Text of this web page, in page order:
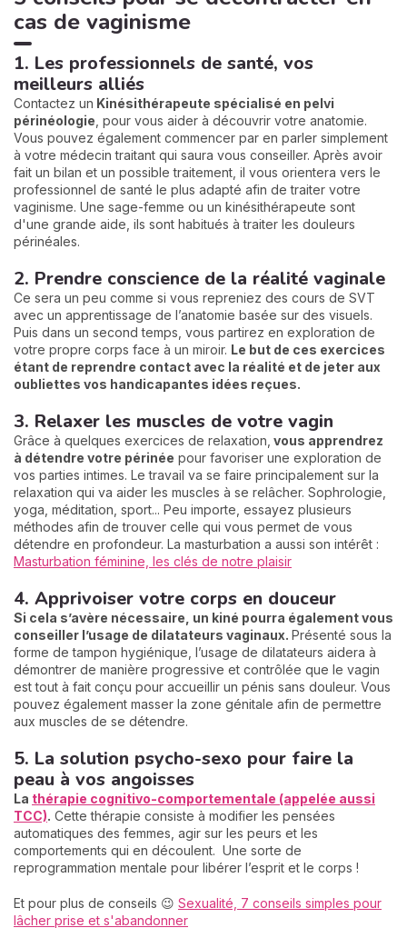
cas de vaginisme
1. Les professionnels de santé, vos
meilleurs alliés
Contactez un Kinésithérapeute spécialisé en pelvi
périnéologie , pour vous aider à découvrir votre anatomie.
Vous pouvez également commencer par en parler simplement
à votre médecin traitant qui saura vous conseiller. Après avoir
fait un bilan et un possible traitement, il vous orientera vers le
professionnel de santé le plus adapté afin de traiter votre
vaginisme. Une sage-femme ou un kinésithérapeute sont
d'une grande aide, ils sont habitués à traiter les douleurs
périnéales.
2. Prendre conscience de la réalité vaginale
Ce sera un peu comme si vous repreniez des cours de SVT
avec un apprentissage de l’anatomie basée sur des visuels.
Puis dans un second temps, vous partirez en exploration de
votre propre corps face à un miroir. Le but de ces exercices
étant de reprendre contact avec la réalité et de jeter aux
oubliettes vos handicapantes idées reçues.
3. Relaxer les muscles de votre vagin
Grâce à quelques exercices de relaxation, vous apprendrez
à détendre votre périnée pour favoriser une exploration de
vos parties intimes. Le travail va se faire principalement sur la
relaxation qui va aider les muscles à se relâcher. Sophrologie,
yoga, méditation, sport... Peu importe, essayez plusieurs
méthodes afin de trouver celle qui vous permet de vous
détendre en profondeur. La masturbation a aussi son intérêt :
Masturbation féminine, les clés de notre plaisir
4. Apprivoiser votre corps en douceur
Si cela s’avère nécessaire, un kiné pourra également vous
conseiller l’usage de dilatateurs vaginaux. Présenté sous la
forme de tampon hygiénique, l’usage de dilatateurs aidera à
démontrer de manière progressive et contrôlée que le vagin
est tout à fait conçu pour accueillir un pénis sans douleur. Vous
pouvez également masser la zone génitale afin de permettre
aux muscles de se détendre.
5. La solution psycho-sexo pour faire la
peau à vos angoisses
La thérapie cognitivo-comportementale (appelée aussi
TCC). Cette thérapie consiste à modifier les pensées
automatiques des femmes, agir sur les peurs et les
comportements qui en découlent. Une sorte de
reprogrammation mentale pour libérer l’esprit et le corps !
Et pour plus de conseils 😉 Sexualité, 7 conseils simples pour
lâcher prise et s'abandonner